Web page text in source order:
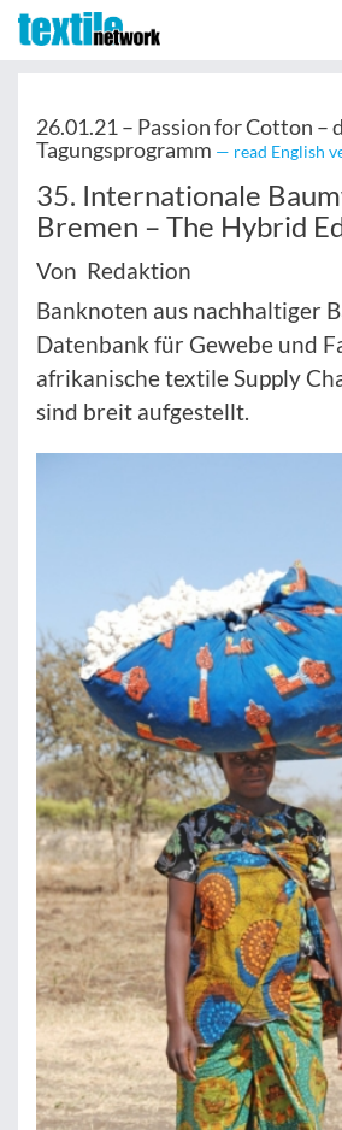
26.01.21 – Passion for Cotton –
Tagungsprogramm — read English
35. Internationale
Bremen – The Hybrid
Von Redaktion
Banknoten aus nachhaltiger
Datenbank für Gewebe und
afrikanische textile Supply
sind breit aufgestellt.